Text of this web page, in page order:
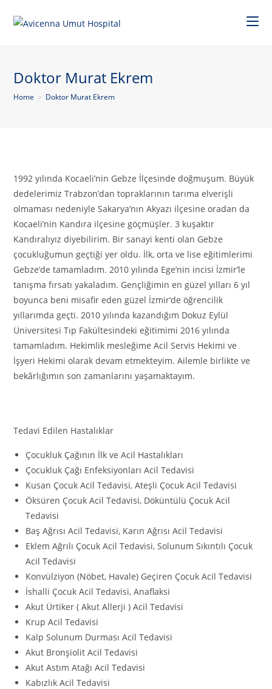
Doktor Murat Ekrem
Home > Doktor Murat Ekrem
1992 yılında Kocaeli’nin Gebze İlçesinde doğmuşum. Büyük
dedelerimiz Trabzon’dan topraklarının tarıma elverişli
olmaması nedeniyle Sakarya’nın Akyazı ilçesine oradan da
Kocaeli’nin Kandıra ilçesine göçmüşler. 3 kuşaktır
Kandıralıyız diyebilirim. Bir sanayi kenti olan Gebze
çocukluğumun geçtiği yer oldu. İlk, orta ve lise eğitimlerimi
Gebze’de tamamladım. 2010 yılında Ege’nin incisi İzmir’le
tanışma fırsatı yakaladım. Gençliğimin en güzel yılları 6 yıl
boyunca beni misafir eden güzel İzmir’de öğrencilik
yıllarımda geçti. 2010 yılında kazandığım Dokuz Eylül
Üniversitesi Tıp Fakültesindeki eğitimimi 2016 yılında
tamamladım. Hekimlik mesleğime Acil Servis Hekimi ve
İşyeri Hekimi olarak devam etmekteyim. Ailemle birlikte ve
bekârlığımın son zamanlarını yaşamaktayım.
Tedavi Edilen Hastalıklar
Çocukluk Çağının İlk ve Acil Hastalıkları
Çocukluk Çağı Enfeksiyonları Acil Tedavisi
Kusan Çocuk Acil Tedavisi, Ateşli Çocuk Acil Tedavisi
Öksüren Çocuk Acil Tedavisi, Döküntülü Çocuk Acil
Tedavisi
Baş Ağrısı Acil Tedavisi, Karın Ağrısı Acil Tedavisi
Eklem Ağrılı Çocuk Acil Tedavisi, Solunum Sıkıntılı Çocuk
Acil Tedavisi
Konvülziyon (Nöbet, Havale) Geçiren Çocuk Acil Tedavisi
İshalli Çocuk Acil Tedavisi, Anaflaksi
Akut Ürtiker ( Akut Allerji ) Acil Tedavisi
Krup Acil Tedavisi
Kalp Solunum Durması Acil Tedavisi
Akut Bronşiolit Acil Tedavisi
Akut Astım Atağı Acil Tedavisi
Kabızlık Acil Tedavisi